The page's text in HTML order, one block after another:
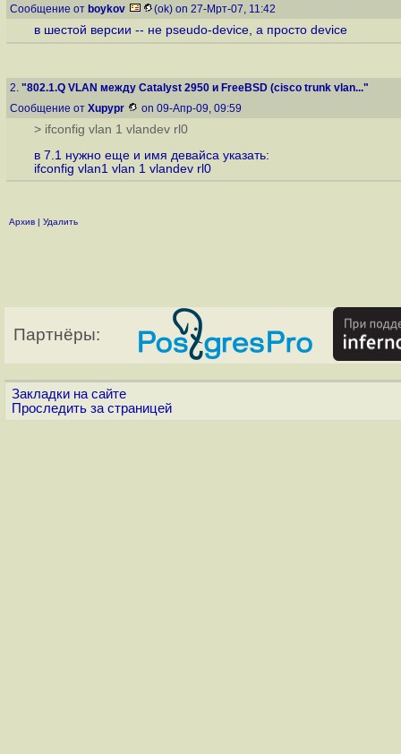
Сообщение от boykov (ok) on 27-Мрт-07, 11:42
в шестой версии -- не pseudo-device, а просто device
2. "802.1.Q VLAN между Catalyst 2950 и FreeBSD (cisco trunk vlan..."
Сообщение от Xupypr on 09-Апр-09, 09:59
> ifconfig vlan 1 vlandev rl0
в 7.1 нужно еще и имя девайса указать:
ifconfig vlan1 vlan 1 vlandev rl0
Архив | Удалить
Партнёры:
Закладки на сайте
Проследить за страницей